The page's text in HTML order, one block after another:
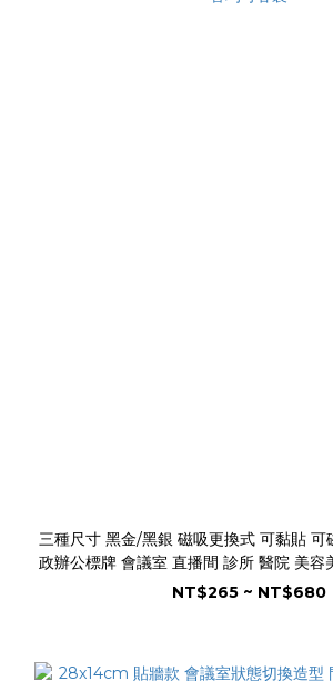
三種尺寸 黑金/黑銀 磁吸更換式 可黏貼 可
政辦公標牌 會議室 直播間 診所 醫院 美容
均可客製
NT$265 ~ NT$680